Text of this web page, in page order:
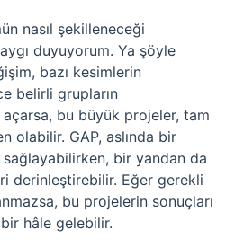
nasıl şekilleneceği
duyuyorum. Ya şöyle
bazı kesimlerin
belirli grupların
bu büyük projeler, tam
olabilir. GAP, aslında bir
bir yandan da
derinleştirebilir. Eğer gerekli
bu projelerin sonuçları
hâle gelebilir.